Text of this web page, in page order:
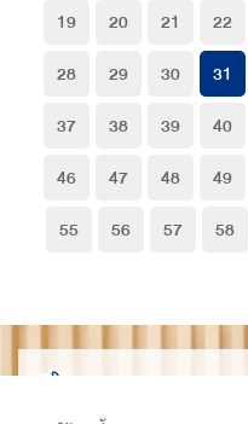
19
20 21 22
28
29 30 31
37
38 39 40
46
47 48 49
55
56 57 58
ไทยเด็ด